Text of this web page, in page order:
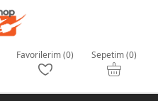
Favorilerim (0) Sepetim (0)